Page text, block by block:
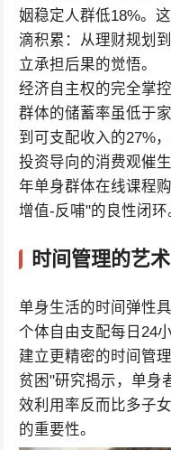
姻稳定人群低18%。
滴积累：从理财规划
立承担后果的觉悟。
经济自主权的完全掌
群体的储蓄率虽低于
到可支配收入的27%
投资导向的消费观催
年单身群体在线课程
增值-反哺"的良性闭环
时间管理的艺术
单身生活的时间弹性
个体自由支配每日24
建立更精密的时间管
贫困"研究揭示，单身
效利用率反而比多子
的重要性。